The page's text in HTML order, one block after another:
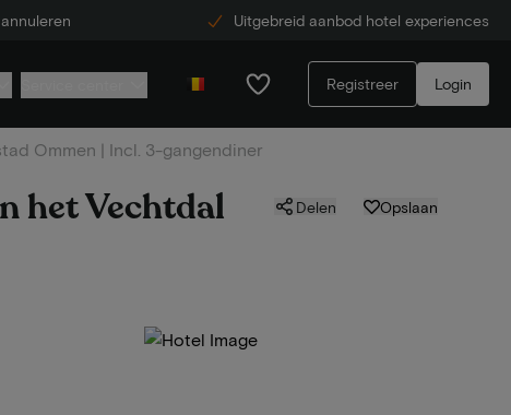
Uitgebreid aanbod hotel experiences
Registreer Login
Ommen | Incl. 3-gangendiner
het Vechtdal Delen Opslaan